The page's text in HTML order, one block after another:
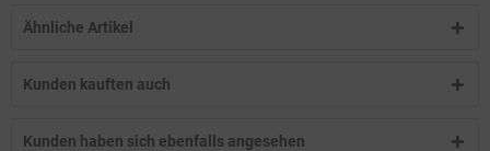
Ähnliche Artikel
Kunden kauften auch
Kunden haben sich ebenfalls angesehen